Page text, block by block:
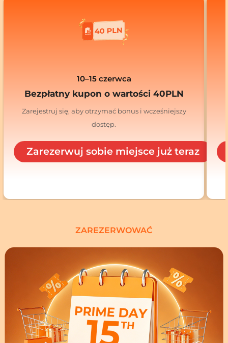
10–15 czerwca
Bezpłatny kupon o wartości 40PLN
Zarejestruj się, aby otrzymać bonus i wcześniejszy
dostęp.
Zarezerwuj sobie miejsce już teraz
ZAREZERWOWAĆ